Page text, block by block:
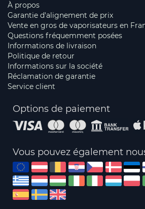
À propos
Garantie d'alignement de prix
Vente en gros de vaporisateurs en
Questions fréquemment posées
Informations de livraison
Politique de retour
Informations sur la société
Réclamation de garantie
Service client
Options de paiement
Vous pouvez également